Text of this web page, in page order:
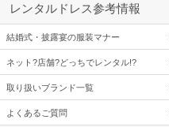
レンタルドレス参考情報
結婚式・披露宴の服装マナー
ネット?店舗?どっちでレンタル!?
取り扱いブランド一覧
よくあるご質問